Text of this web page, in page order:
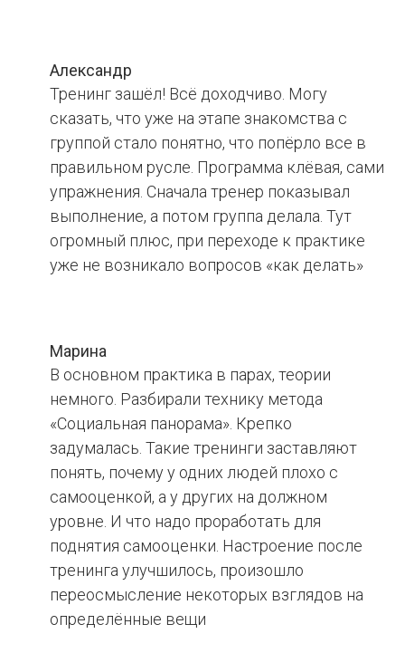
Александр
Тренинг зашёл! Всё доходчиво. Могу
сказать, что уже на этапе знакомства с
группой стало понятно, что попёрло все в
правильном русле. Программа клёвая, сами
упражнения. Сначала тренер показывал
выполнение, а потом группа делала. Тут
огромный плюс, при переходе к практике
уже не возникало вопросов «как делать»
Марина
В основном практика в парах, теории
немного. Разбирали технику метода
«Социальная панорама». Крепко
задумалась. Такие тренинги заставляют
понять, почему у одних людей плохо с
самооценкой, а у других на должном
уровне. И что надо проработать для
поднятия самооценки. Настроение после
тренинга улучшилось, произошло
переосмысление некоторых взглядов на
определённые вещи